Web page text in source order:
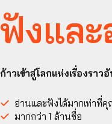
ฟังแล
ก้าวเข้าสู่โลกแห่งเรื่องรา
อ่านและฟังได้มากเท่าที่
มากกว่า 1 ล้านชื่อ